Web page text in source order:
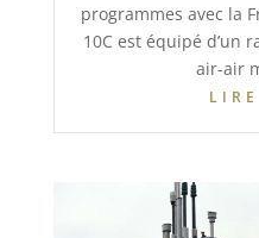
programmes avec la
10C est équipé d’un
air-air